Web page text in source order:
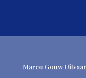
Marco Gouw